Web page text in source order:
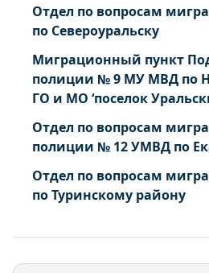
Отдел по вопросам
по Североуральску
Миграционный пункт
полиции № 9 МУ МВД по
ГО и МО ‘поселок
Отдел по вопросам
полиции № 12 УМВД по
Отдел по вопросам
по Туринскому району